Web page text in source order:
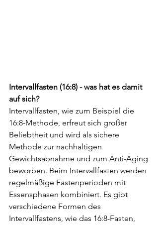
Intervallfasten (16:8) - was hat es damit
auf sich?
Intervallfasten, wie zum Beispiel die
16:8-Methode, erfreut sich großer
Beliebtheit und wird als sichere
Methode zur nachhaltigen
Gewichtsabnahme und zum Anti-Aging
beworben. Beim Intervallfasten werden
regelmäßige Fastenperioden mit
Essensphasen kombiniert. Es gibt
verschiedene Formen des
Intervallfastens, wie das 16:8-Fasten,